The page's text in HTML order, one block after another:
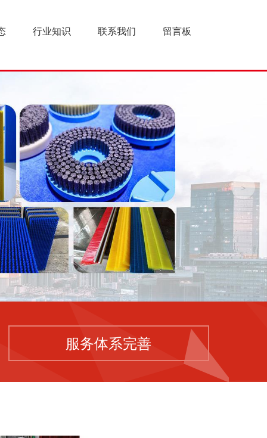
行业知识 联系我们 留言板
>
服务体系完善